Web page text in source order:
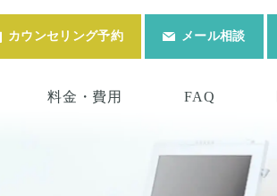
カウンセリング予約 メール相談
料金・費用 FAQ